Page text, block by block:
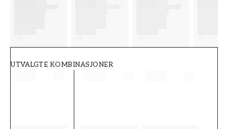
UTVALGTE KOMBINASJONER